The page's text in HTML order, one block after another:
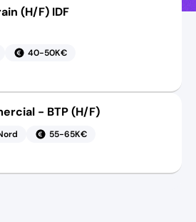
(H/F) IDF
40-50K€
- BTP (H/F)
55-65K€